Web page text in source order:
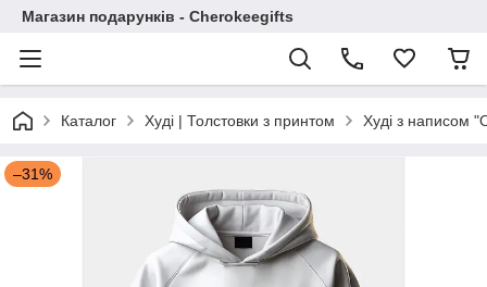
Магазин подарунків - Cherokeegifts
Каталог Худі | Толстовки з принтом Худі з написом
–31%